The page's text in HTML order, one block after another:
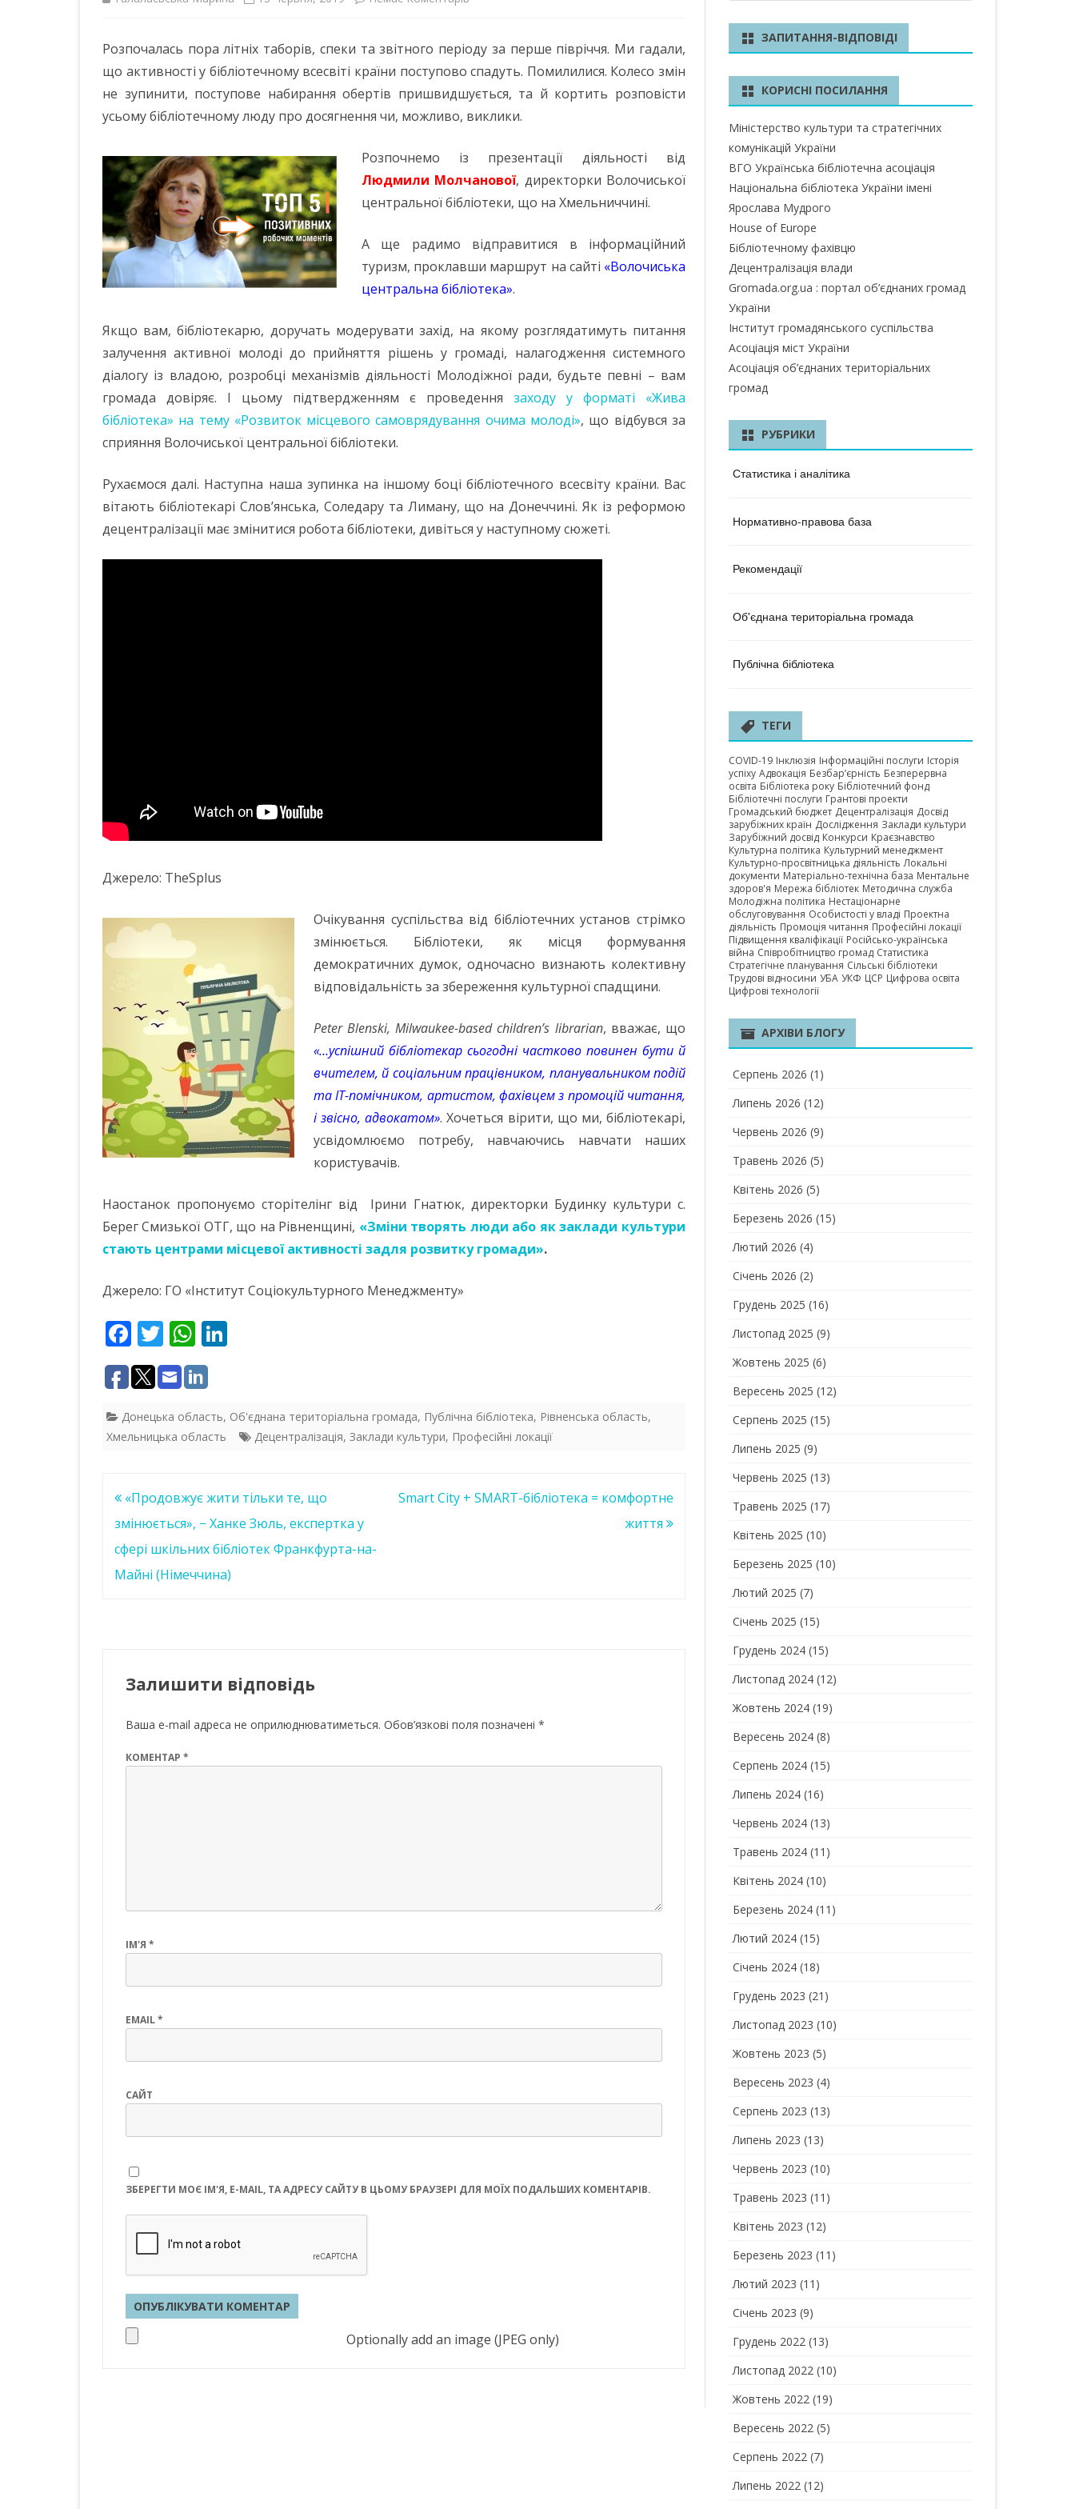
ДОНЕЦЬКА ОБЛАСТЬ
ЖИТОМИРСЬКА ОБЛАСТЬ
ЗАКАРПАТСЬКА ОБЛАСТЬ
ЗАПОРІЗЬКА ОБЛАСТЬ
ІВАНО-ФРАНКІВСЬКА ОБЛАСТЬ
КИЇВСЬКА ОБЛАСТЬ
КІРОВОГРАДСЬКА ОБЛАСТЬ
ЛУГАНСЬКА ОБЛАСТЬ
ЛЬВІВСЬКА ОБЛАСТЬ
МИКОЛАЇВСЬКА ОБЛАСТЬ
ОДЕСЬКА ОБЛАСТЬ
ПОЛТАВСЬКА ОБЛАСТЬ
СУМСЬКА ОБЛАСТЬ
ТЕРНОПІЛЬСЬКА ОБЛАСТЬ
ХМЕЛЬНИЦЬКА ОБЛАСТЬ
ЧЕРНІГІВСЬКА ОБЛАСТЬ
додати
людям
Розпочалась пора літніх таборів, спеки та звітного періоду за перше півріччя. Ми гадали,
що активності у бібліотечному всесвіті країни поступово спадуть. Помилилися. Колесо змін
не зупинити, поступове набирання обертів пришвидшується, та й кортить розповісти
усьому бібліотечному люду про досягнення чи, можливо, виклики.
Розпочнемо із презентації діяльності від
Людмили Молчанової, директорки Волочиської
центральної бібліотеки, що на Хмельниччині.
А ще радимо відправитися в інформаційний
туризм, проклавши маршрут на сайті «Волочиська
центральна бібліотека».
Якщо вам, бібліотекарю, доручать модерувати захід, на якому розглядатимуть питання
залучення активної молоді до прийняття рішень у громаді, налагодження системного
діалогу із владою, розробці механізмів діяльності Молодіжної ради, будьте певні – вам
громада довіряє. І цьому підтвердженням є проведення заходу у форматі «Жива
бібліотека» на тему «Розвиток місцевого самоврядування очима молоді», що відбувся за
сприяння Волочиської центральної бібліотеки.
Рухаємося далі. Наступна наша зупинка на іншому боці бібліотечного всесвіту країни. Вас
вітають бібліотекарі Слов’янська, Соледару та Лиману, що на Донеччині. Як із реформою
децентралізації має змінитися робота бібліотеки, дивіться у наступному сюжеті.
Джерело: TheSplus
Очікування суспільства від бібліотечних установ стрімко
змінюється. Бібліотеки, як місця формування
демократичних думок, одночасно визнають колективну
відповідальність за збереження культурної спадщини.
Peter Blenski, Milwaukee-based children’s librarian, вважає, що
«…успішний бібліотекар сьогодні частково повинен бути й
вчителем, й соціальним працівником, планувальником подій
та ІТ-помічником, артистом, фахівцем з промоцій читання,
і звісно, адвокатом». Хочеться вірити, що ми, бібліотекарі,
усвідомлюємо потребу, навчаючись навчати наших
користувачів.
Наостанок пропонуємо сторітелінг від Ірини Гнатюк, директорки Будинку культури с.
Берег Смизької ОТГ, що на Рівненщині, «Зміни творять люди або як заклади культури
стають центрами місцевої активності задля розвитку громади».
Джерело: ГО «Інститут Соціокультурного Менеджменту»
F
ac
e
b
o
k
T
w
itt
er
W
h
at
s
A
p
e
dI
Донецька область, Об'єднана територіальна громада, Публічна бібліотека, Рівненська область,
Хмельницька область
Децентралізація, Заклади культури, Професійні локації
Навігація
записів
«Продовжує жити тільки те, що
змінюється», − Ханке Зюль, експертка у
сфері шкільних бібліотек Франкфурта-на-
Майні (Німеччина)
Smart City + SMART-бібліотека = комфортне
життя
Залишити відповідь
Ваша e-mail адреса не оприлюднюватиметься. Обов’язкові поля позначені *
КОМЕНТАР *
ІМ'Я *
EMAIL*
САЙТ
ЗБЕРЕГТИ МОЄ ІМ'Я, E-MAIL, ТА АДРЕСУ САЙТУ В ЦЬОМУ БРАУЗЕРІ ДЛЯ МОЇХ ПОДАЛЬШИХ КОМЕНТАРІВ.
Optionally add an image (JPEG only)
к
ЗАПИТАННЯ-ВІДПОВІДІ
КОРИСНІ ПОСИЛАННЯ
Міністерство культури та стратегічних
комунікацій України
ВГО Українська бібліотечна асоціація
Національна бібліотека України імені
Ярослава Мудрого
House of Europe
Бібліотечному фахівцю
Децентралізація влади
Gromada.org.ua : портал об’єднаних громад
України
Інститут громадянського суспільства
Асоціація міст України
Асоціація об’єднаних територіальних
громад
РУБРИКИ
Статистика і аналітика
Нормативно-правова база
Рекомендації
Об'єднана територіальна громада
Публічна бібліотека
ТЕГИ
COVID-19 Інклюзія Інформаційні послуги Історія
успіху Адвокація Безбар’єрність Безперервна
освіта Бібліотека року Бібліотечний фонд
Бібліотечні послуги Грантові проекти
Громадський бюджет Децентралізація Досвід
зарубіжних країн Дослідження Заклади культури
Зарубіжний досвід Конкурси Краєзнавство
Культурна політика Культурний менеджмент
Культурно-просвітницька діяльність Локальні
документи Матеріально-технічна база Ментальне
здоров'я Мережа бібліотек Методична служба
Молодіжна політика Нестаціонарне
обслуговування Особистості у владі Проектна
діяльність Промоція читання Професійні локації
Підвищення кваліфікації Російсько-українська
війна Співробітництво громад Статистика
Стратегічне планування Сільські бібліотеки
Трудові відносини УБА УКФ ЦСР Цифрова освіта
Цифрові технології
АРХІВИ БЛОГУ
Серпень 2026 (1)
Липень 2026 (12)
Червень 2026 (9)
Травень 2026 (5)
Квітень 2026 (5)
Березень 2026 (15)
Лютий 2026 (4)
Січень 2026 (2)
Грудень 2025 (16)
Листопад 2025 (9)
Жовтень 2025 (6)
Вересень 2025 (12)
Серпень 2025 (15)
Липень 2025 (9)
Червень 2025 (13)
Травень 2025 (17)
Квітень 2025 (10)
Березень 2025 (10)
Лютий 2025 (7)
Січень 2025 (15)
Грудень 2024 (15)
Листопад 2024 (12)
Жовтень 2024 (19)
Вересень 2024 (8)
Серпень 2024 (15)
Липень 2024 (16)
Червень 2024 (13)
Травень 2024 (11)
Квітень 2024 (10)
Березень 2024 (11)
Лютий 2024 (15)
Січень 2024 (18)
Грудень 2023 (21)
Листопад 2023 (10)
Жовтень 2023 (5)
Вересень 2023 (4)
Серпень 2023 (13)
Липень 2023 (13)
Червень 2023 (10)
Травень 2023 (11)
Квітень 2023 (12)
Березень 2023 (11)
Лютий 2023 (11)
Січень 2023 (9)
Грудень 2022 (13)
Листопад 2022 (10)
Жовтень 2022 (19)
Вересень 2022 (5)
Серпень 2022 (7)
Липень 2022 (12)